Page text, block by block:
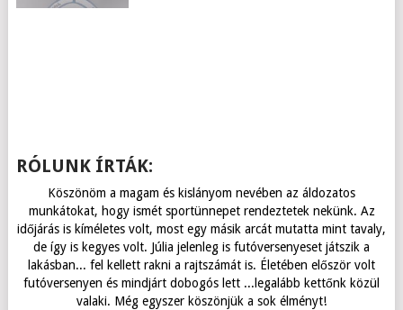
RÓLUNK ÍRTÁK:
Köszönöm a magam és kislányom nevében az áldozatos
munkátokat, hogy ismét sportünnepet rendeztetek nekünk. Az
időjárás is kíméletes volt, most egy másik arcát mutatta mint tavaly,
de így is kegyes volt. Júlia jelenleg is futóversenyeset játszik a
lakásban... fel kellett rakni a rajtszámát is. Életében először volt
futóversenyen és mindjárt dobogós lett ...legalább kettőnk közül
valaki. Még egyszer köszönjük a sok élményt!